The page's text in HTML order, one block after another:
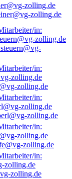
zolling.de
zolling.de
zolling.de
zolling.de
zolling.de